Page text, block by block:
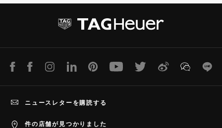
d
1
d
2
LINE Facebook InstagramLinkedInPinterest YoutubeTwitter Weibo WeChat
件の店舗が見つかりました
ニュースレターを購読する